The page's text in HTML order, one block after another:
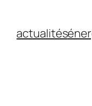
actualités